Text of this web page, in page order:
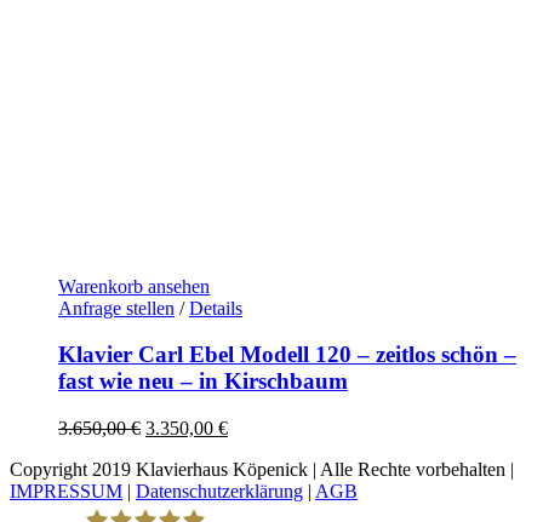
Warenkorb ansehen
Anfrage stellen / Details
Klavier Carl Ebel Modell 120 – zeitlos schön –
fast wie neu – in Kirschbaum
3.650,00€ Ursprünglicher
war:
3.650,00 €
3.350,00 €Aktueller
ist:
3.350,00 €.
Copyright 2019 Klavierhaus Köpenick | Alle Rechte vorbehalten |
IMPRESSUM | Datenschutzerklärung | AGB